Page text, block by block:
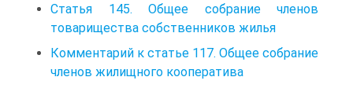
Статья 145. Общее собрание членов
товарищества собственников жилья
Комментарий к статье 117. Общее собрание
членов жилищного кооператива